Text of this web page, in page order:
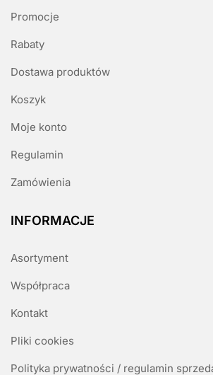
Promocje
Rabaty
Dostawa produktów
Koszyk
Moje konto
Regulamin
Zamówienia
INFORMACJE
Asortyment
Współpraca
Kontakt
Pliki cookies
Polityka prywatności / regulamin